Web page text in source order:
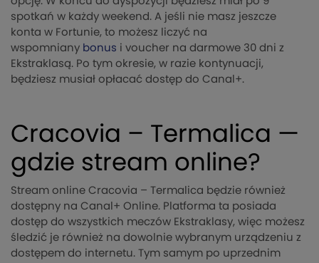
spotkań w każdy weekend. A jeśli nie masz jeszcze
konta w Fortunie, to możesz liczyć na
wspomniany bonus i voucher na darmowe 30 dni z
Ekstraklasą. Po tym okresie, w razie kontynuacji,
będziesz musiał opłacać dostęp do Canal+.
Cracovia – Termalica —
gdzie stream online?
Stream online Cracovia – Termalica będzie również
dostępny na Canal+ Online. Platforma ta posiada
dostęp do wszystkich meczów Ekstraklasy, więc możesz
śledzić je również na dowolnie wybranym urządzeniu z
dostępem do internetu. Tym samym po uprzednim